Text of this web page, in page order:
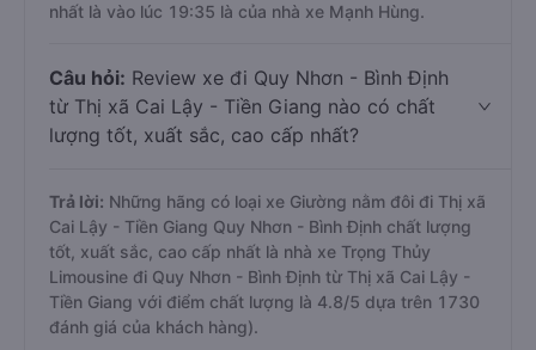
nhất là vào lúc 19:35 là của nhà xe Mạnh Hùng.
Câu hỏi: Review xe đi Quy Nhơn - Bình Định
từ Thị xã Cai Lậy - Tiền Giang nào có chất
lượng tốt, xuất sắc, cao cấp nhất?
Trả lời: Những hãng có loại xe Giường nằm đôi đi Thị xã
Cai Lậy - Tiền Giang Quy Nhơn - Bình Định chất lượng
tốt, xuất sắc, cao cấp nhất là nhà xe Trọng Thủy
Limousine đi Quy Nhơn - Bình Định từ Thị xã Cai Lậy -
Tiền Giang với điểm chất lượng là 4.8/5 dựa trên 1730
đánh giá của khách hàng).